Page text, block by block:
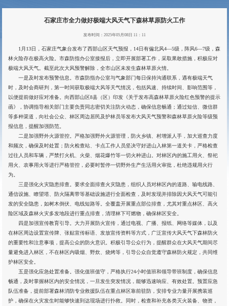
石家庄市全力做好极端大风天气下森林草原防火工作
发布时间：2025年05月08日 11：11
1月13日，石家庄气象台发布了西部山区天气预报，14日有偏北风4—5级，阵风6—7级，森
林火险存在极高火险。市森防指办公室接报后，立即开展部署工作，采取果敢措施，积极应对
极端大风天气。截至此次大风预警解除，全市山区未发生森林草原火情。
一是及时发布预警信息。市森防指办公室与气象部门每日保持沟通联系，遇有极端天气
时，及时会商研判，第一时间获取极端大风等天气情况，包括风速、持续时间、影响范围等，
以便提前做好应对准备。向西部山区8县（区）印发《关于发布高森林草原火险红色预警的提示
函》，协调指导相关部门主要负责同志密切关注防火动态，确保信息畅通；通过短信、微信群
等多种渠道，向社会公众、林区周边居民及护林员等发布大风天气预警和森林草原火险等级预
报信息，提醒加强防范。
二是加强野外火源管控。严格加强野外火源管理，防火乡镇、村增派人手，加大巡查力度
和频次，确保及时处置；防火检查站、卡点工作人员坚决守好进山入林第一道关卡，严格检查
过往人员和车辆，严禁打火机、火柴、烟花爆竹等一切火种进山。对林区内的施工用火、祭祀
用火、农事用火等进行严格管控，必要时暂停一切野外生产生活用火审批，杜绝违规用火行
为。
三是强化火灾隐患排查。要求全面排查火灾隐患，组织人员对林区内的道路、输电线路、
通信设施、瞭望塔、防火隔离带等基础设施进行全面检查，及时发现并排除因大风天气可能引
发的安全隐患，如树木倒伏、电线短路等。全覆盖开展重点部位排查，尤其对重点林区、高火
险区域及森林火灾多发地段进行重点排查，清理林下可燃物，确保林区安全。
四是加强宣传教育引导。大力开展防火宣传，通过电视、广播、报纸、网络等媒体，以及
在林区周边设置宣传牌、张贴宣传标语、发放宣传资料等方式，广泛宣传大风天气下森林防火
的重要性和注意事项，提高公众的防火意识。积极引导公众行为，提醒群众在大风天气期间尽
量避免进入林区，不在林区内吸烟、野炊、烧烤等，引导公众自觉遵守森林防火规定，共同维
护林区安全。
五是强化应急处置准备。强化值班值守，严格执行24小时值班和领导带班制度，确保信息
畅通，及时掌握林区内的安全情况，一旦发生突发情况，能够迅速响应、有效处置。预置应急
队伍准备，提前部署森林消防专业救援队伍在重点林区靠前驻防，安排专业力量开展携装巡
护，确保在火灾发生时能够快速到达现场进行扑救。同时，检查和补充各类灭火装备、物资，